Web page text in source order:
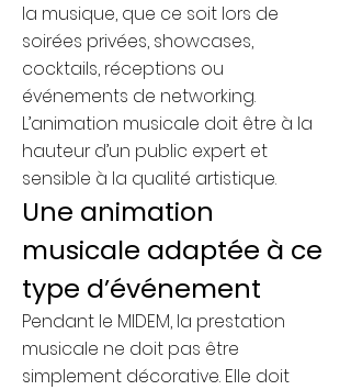
la musique, que ce soit lors de
soirées privées, showcases,
cocktails, réceptions ou
événements de networking.
L’animation musicale doit être à la
hauteur d’un public expert et
sensible à la qualité artistique.
Une animation
musicale adaptée à ce
type d’événement
Pendant le MIDEM, la prestation
musicale ne doit pas être
simplement décorative. Elle doit